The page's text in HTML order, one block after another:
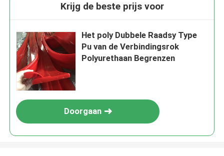
Krijg de beste prijs voor
Het poly Dubbele Raadsy Type
Pu van de Verbindingsrok
Polyurethaan Begrenzen
Doorgaan